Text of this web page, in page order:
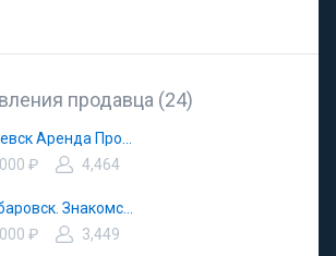
продавца (24)
₽
4,464
₽
3,449